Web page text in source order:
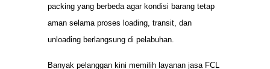
packing yang berbeda agar kondisi barang tetap
aman selama proses loading, transit, dan
unloading berlangsung di pelabuhan.
Banyak pelanggan kini memilih layanan jasa FCL